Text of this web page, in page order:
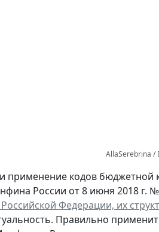
AllaSerebrina /
применение кодов бюджетной
России от 8 июня 2018 г.
Федерации, их
Правильно